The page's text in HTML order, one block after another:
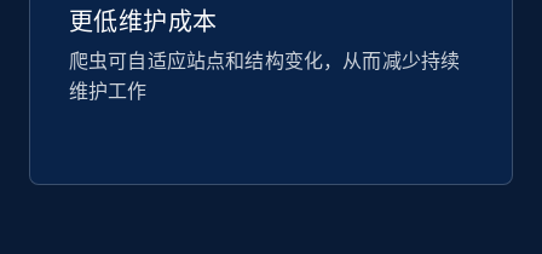
更低维护成本
爬虫可自适应站点和结构变化，从而减少持续
维护工作